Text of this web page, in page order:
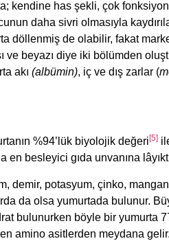
kendine has şekli, çok
daha sivri olmasıyla
döllenmiş de olabilir, fakat
beyazı diye iki bölümden
akı (albümin), iç ve dış zarlar (
%94’lük biyolojik değeri [5]
besleyici gıda unvanına
demir, potasyum, çinko,
da olsa yumurtada bulunur.
bulunurken böyle bir yumurta
amino asitlerden meydana